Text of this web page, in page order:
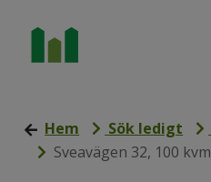
Hem Sök ledigt
Sveavägen 32, 100 kvm